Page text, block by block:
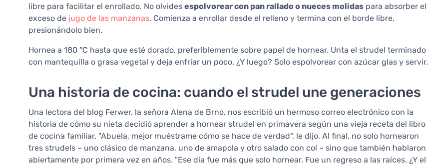
libre para facilitar el enrollado. No olvides espolvorear con pan rallado o nueces molidas para absorber el
exceso de jugo de las manzanas. Comienza a enrollar desde el relleno y termina con el borde libre,
presionándolo bien.
Hornea a 180 °C hasta que esté dorado, preferiblemente sobre papel de hornear. Unta el strudel terminado
con mantequilla o grasa vegetal y deja enfriar un poco. ¿Y luego? Solo espolvorear con azúcar glas y servir.
Una historia de cocina: cuando el strudel une generaciones
Una lectora del blog Ferwer, la señora Alena de Brno, nos escribió un hermoso correo electrónico con la
historia de cómo su nieta decidió aprender a hornear strudel en primavera según una vieja receta del libro
de cocina familiar. "Abuela, mejor muéstrame cómo se hace de verdad", le dijo. Al final, no solo hornearon
tres strudels – uno clásico de manzana, uno de amapola y otro salado con col – sino que también hablaron
abiertamente por primera vez en años. "Ese día fue más que solo hornear. Fue un regreso a las raíces. ¿Y el